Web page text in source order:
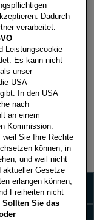
Zeige
Fix.
Zinssätzen
ganz bequem
Ihr Konto
FLEX
Dadurch
verarbeitet.
Leistungscookie
Es kann nicht
unser
USA
In den USA
nach
an einem
Kommission.
weil Sie Ihre Rechte
können, in
und weil nicht
aktueller Gesetze
erlangen können,
Freiheiten nicht
Sollten Sie das